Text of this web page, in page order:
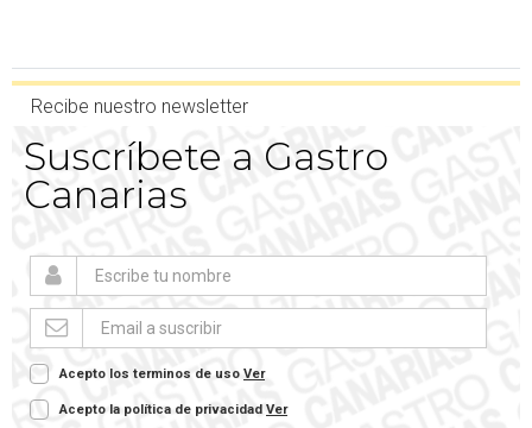
Recibe nuestro newsletter
Suscríbete a Gastro
Canarias
Acepto los terminos de uso Ver
Acepto la política de privacidad Ver